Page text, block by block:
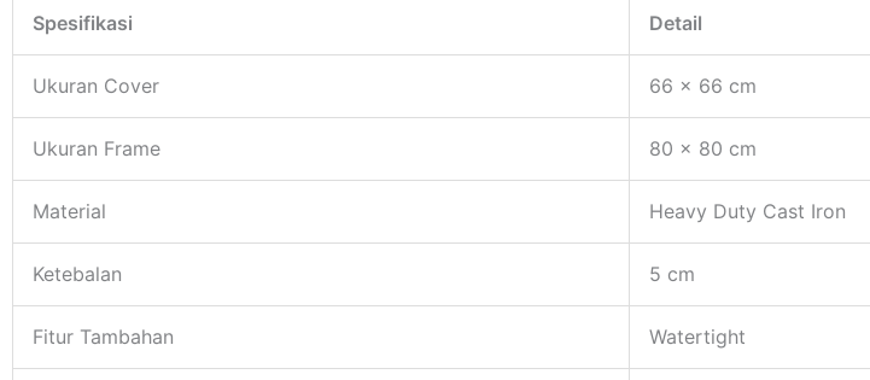
Spesifikasi Detail
Ukuran Cover 66 x 66 cm
Ukuran Frame 80 x 80 cm
Material Heavy Duty Cast Iron
Ketebalan 5 cm
Fitur Tambahan Watertight